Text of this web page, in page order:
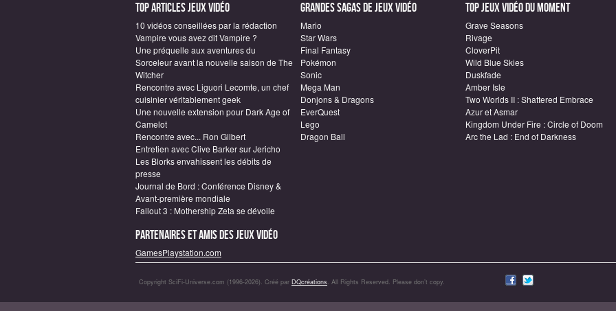
Top articles Jeux vidéo
10 vidéos conseillées par la rédaction
Vampire vous avez dit Vampire ?
Une préquelle aux aventures du
Sorceleur avant la nouvelle saison de The
Witcher
Rencontre avec Liguori Lecomte, un chef
cuisinier véritablement geek
Une nouvelle extension pour Dark Age of
Camelot
Rencontre avec... Ron Gilbert
Entretien avec Clive Barker sur Jericho
Les Blorks envahissent les débits de
presse
Journal de Bord : Conférence Disney &
Avant-première mondiale
Fallout 3 : Mothership Zeta se dévoile
Grandes sagas de Jeux vidéo
Mario
Star Wars
Final Fantasy
Pokémon
Sonic
Mega Man
Donjons & Dragons
EverQuest
Lego
Dragon Ball
Top Jeux vidéo du moment
Grave Seasons
Rivage
CloverPit
Wild Blue Skies
Duskfade
Amber Isle
Two Worlds II : Shattered Embrace
Azur et Asmar
Kingdom Under Fire : Circle of Doom
Arc the Lad : End of Darkness
Partenaires et amis des jeux vidéo
GamesPlaystation.com
Copyright SciFi-Universe.com (1996-2026). Créé par DQcréations. All Rights Reserved. Please don’t copy.